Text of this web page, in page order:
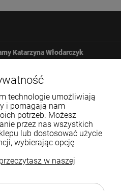
Katarzyna Włodarczyk
161
307 25 82
technologie umożliwiają
i pomagają nam
potrzeb. Możesz
przez nas wszystkich
lub dostosować użycie
wybierając opcję
w naszej